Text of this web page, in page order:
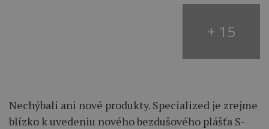
+ 15
Nechýbali ani nové produkty. Specialized je zrejme
blízko k uvedeniu nového bezdušového plášťa S-